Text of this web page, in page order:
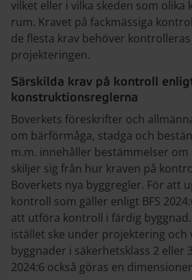
vilket eller i vilka skeden som olika
rum. Kravet på fackmässiga
de flesta krav behöver
projekteringen.
Särskilda krav på kontroll
konstruktionsreglerna
Boverkets föreskrifter och
om bärförmåga, stadga och
m.m. innehåller bestämmelser
skiljer sig från hur kraven på
Boverkets nya byggregler. För att
kontroll som gäller enligt BFS
att utföra kontroll i färdig
istället ske under projektering och
byggnader i säkerhetsklass 2 eller
2024:6 också göras en